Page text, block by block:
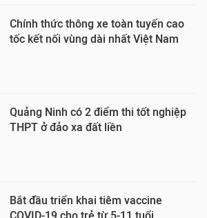
Chính thức thông xe toàn tuyến cao
tốc kết nối vùng dài nhất Việt Nam
Quảng Ninh có 2 điểm thi tốt nghiệp
THPT ở đảo xa đất liền
Bắt đầu triển khai tiêm vaccine